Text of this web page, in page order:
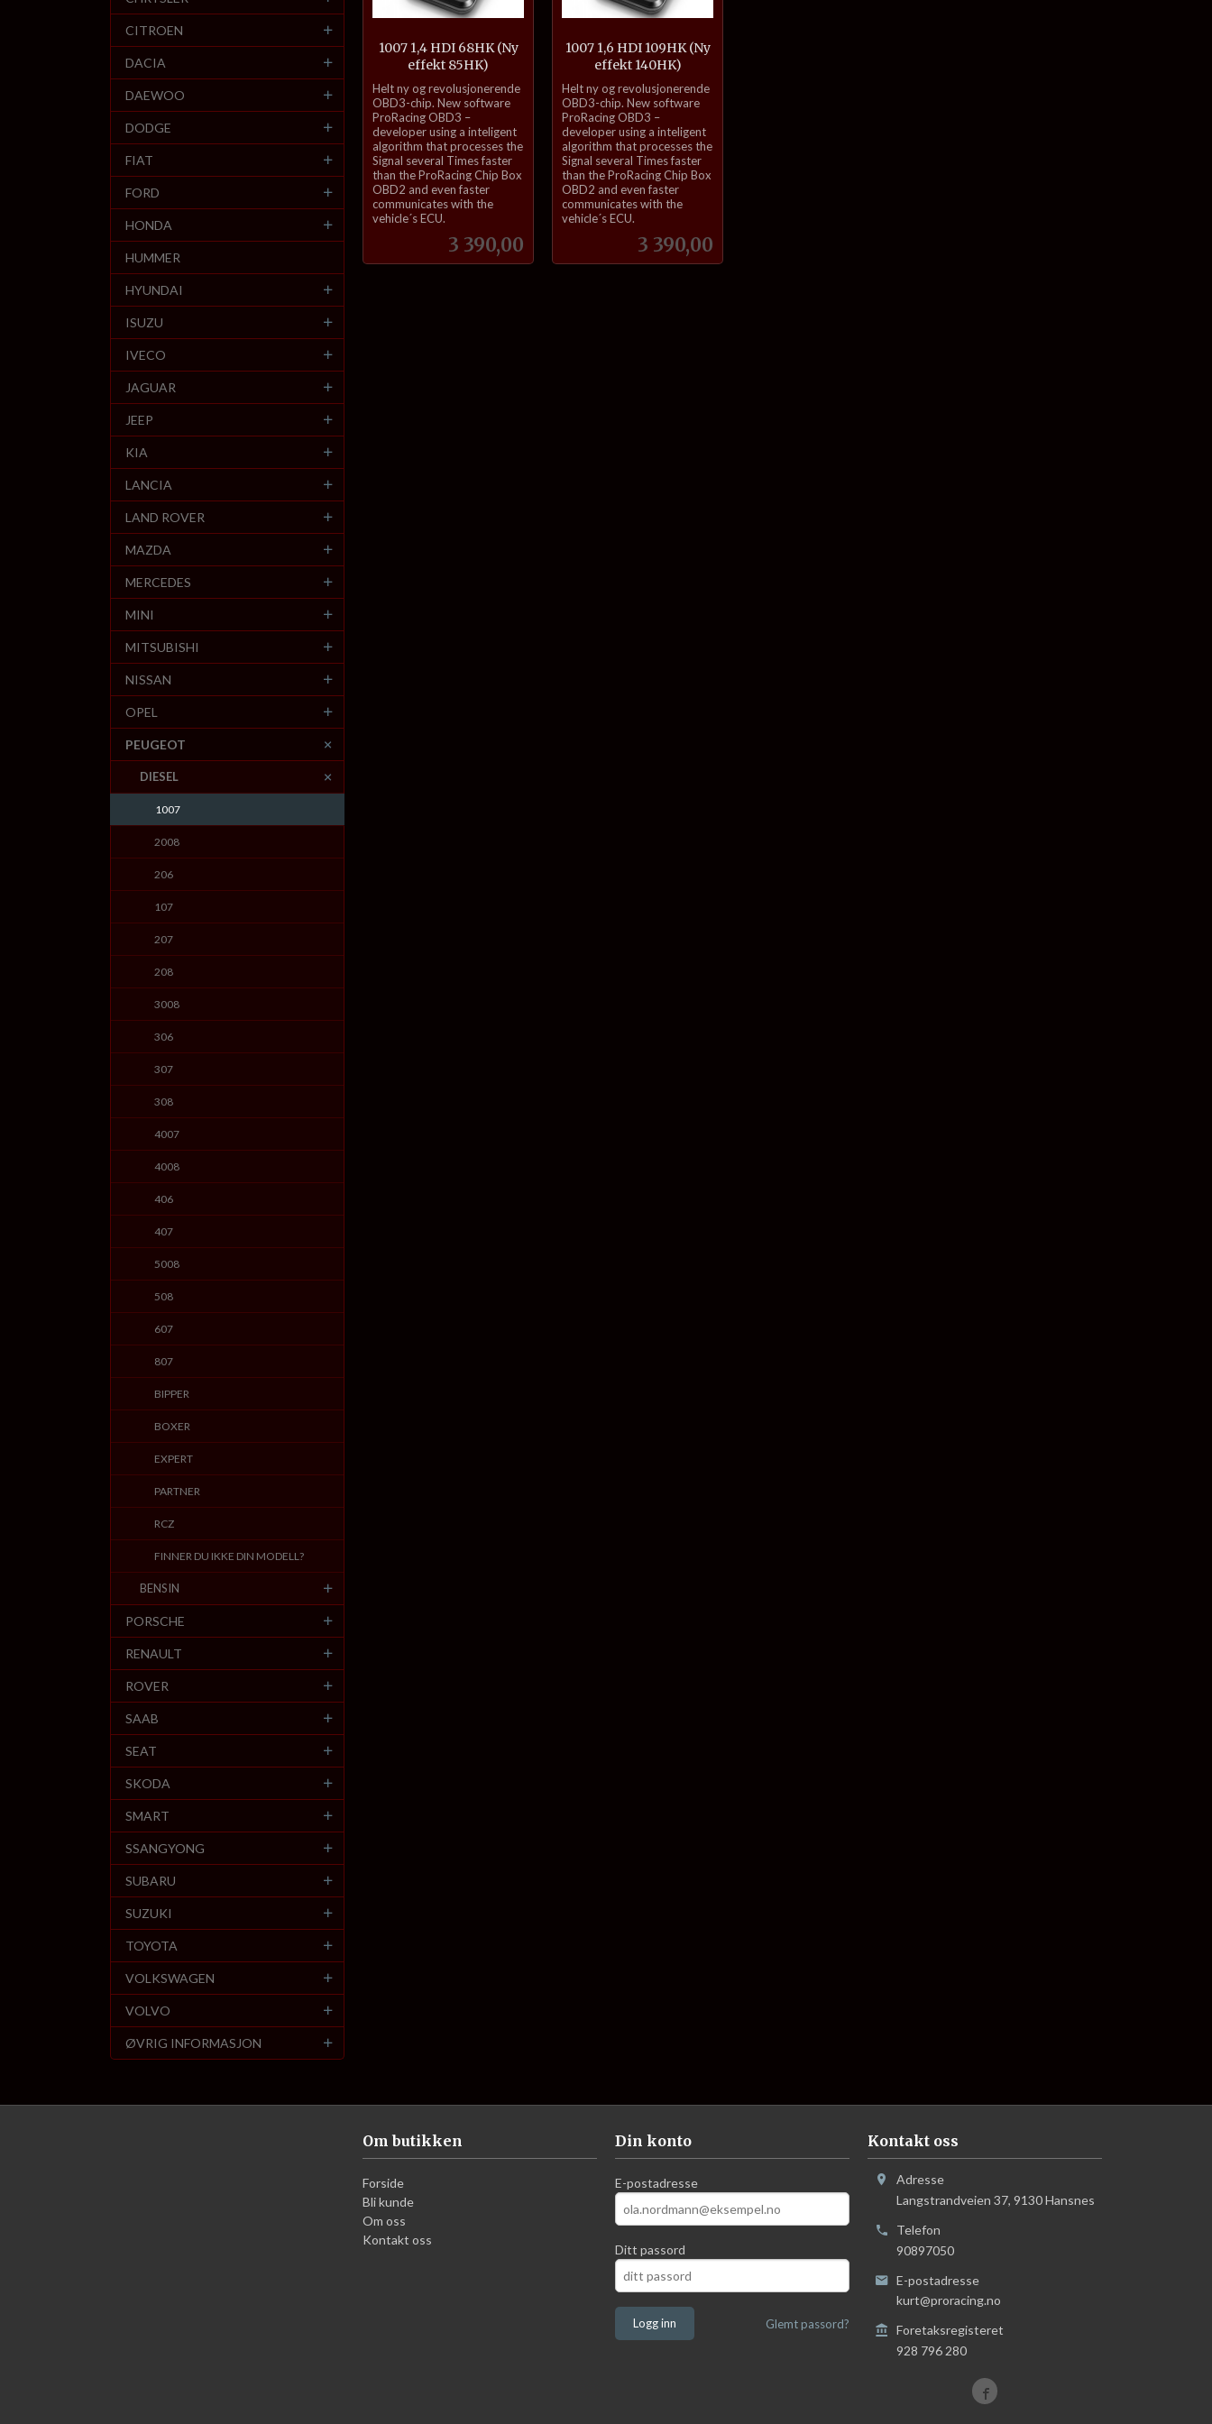
1007 1,4 HDI 68HK (Ny
effekt 85HK)
Pris
3 390,00
inkl.
mva.
Helt ny og revolusjonerende
OBD3-chip. New software
ProRacing OBD3 –
developer using a inteligent
algorithm that processes the
Signal several Times faster
than the ProRacing Chip Box
OBD2 and even faster
communicates with the
vehicle´s ECU.
1007 1,6 HDI 109HK (Ny
effekt 140HK)
Pris
3 390,00
inkl.
mva.
Helt ny og revolusjonerende
OBD3-chip. New software
ProRacing OBD3 –
developer using a inteligent
algorithm that processes the
Signal several Times faster
than the ProRacing Chip Box
OBD2 and even faster
communicates with the
vehicle´s ECU.
CITROEN
DACIA
DAEWOO
DODGE
FIAT
FORD
HONDA
HUMMER
HYUNDAI
ISUZU
IVECO
JAGUAR
JEEP
KIA
LANCIA
LAND ROVER
MAZDA
MERCEDES
MINI
MITSUBISHI
NISSAN
OPEL
PEUGEOT
DIESEL
1007
2008
206
107
207
208
3008
306
307
308
4007
4008
406
407
5008
508
607
807
BIPPER
BOXER
EXPERT
PARTNER
RCZ
FINNER DU IKKE DIN MODELL?
BENSIN
PORSCHE
RENAULT
ROVER
SAAB
SEAT
SKODA
SMART
SSANGYONG
SUBARU
SUZUKI
TOYOTA
VOLKSWAGEN
VOLVO
ØVRIG INFORMASJON
Om butikken
Forside
Bli kunde
Om oss
Kontakt oss
Din konto
E-postadresse
Ditt passord
Glemt passord?
Kontakt oss
Adresse
Langstrandveien 37, 9130Hansnes
Telefon
90897050
E-postadresse
kurt@proracing.no
Foretaksregisteret
928 796 280